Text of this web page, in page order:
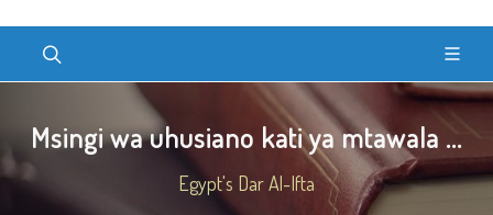
Msingi wa uhusiano kati ya mtawala ...
Egypt's Dar Al-Ifta